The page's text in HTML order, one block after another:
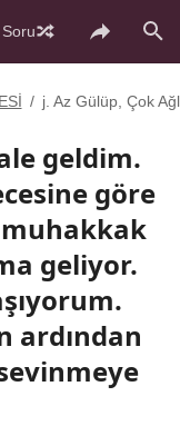
/ j. Az Gülüp, Çok
geldim.
göre
geliyor.
ardından